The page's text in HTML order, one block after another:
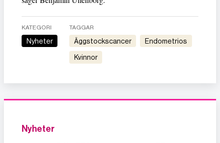
KATEGORI
Nyheter
TAGGAR
äggstockscancer endometrios
kvinnor
Nyheter